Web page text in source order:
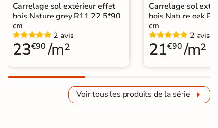
Carrelage sol extérieur effet
bois Nature grey R11 22.5*90
cm
2 avis
23€90 /m²
Carrelage sol
bois Nature oak
cm
2 avis
21€90 /m²
Voir tous les produits de la série